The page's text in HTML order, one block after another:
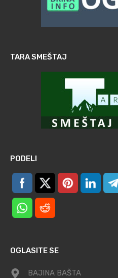
TARA SMEŠTAJ
PODELI
OGLASITE SE
BAJINA BAŠTA